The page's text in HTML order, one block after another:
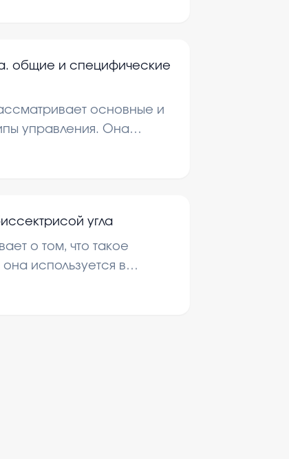
общие и специфические
основные и
управления. Она
эффективную
угла
о том, что такое
используется в
основные